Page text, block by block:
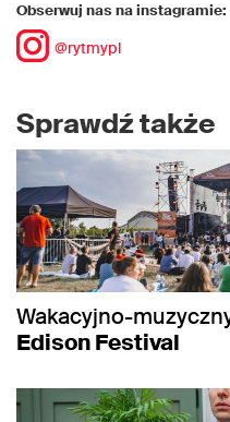
Obserwuj nas na instagramie:
@rytmypl
Sprawdź także
Wakacyjno-
Edison Festival